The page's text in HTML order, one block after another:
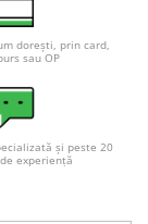
dorești, prin card,
sau OP
și peste 20
experiență